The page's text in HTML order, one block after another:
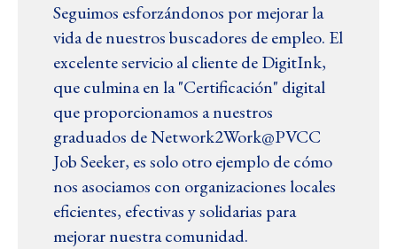
Seguimos esforzándonos por mejorar la
vida de nuestros buscadores de empleo. El
excelente servicio al cliente de DigitInk,
que culmina en la "Certificación" digital
que proporcionamos a nuestros
graduados de Network2Work@PVCC
Job Seeker, es solo otro ejemplo de cómo
nos asociamos con organizaciones locales
eficientes, efectivas y solidarias para
mejorar nuestra comunidad.